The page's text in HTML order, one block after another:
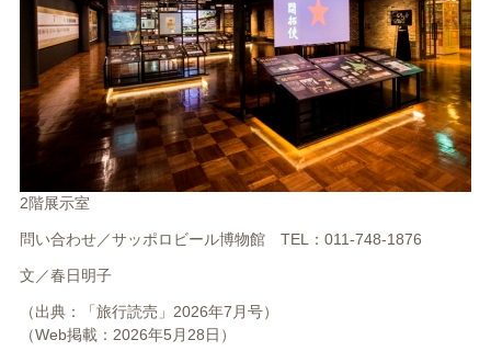
2階展示室
問い合わせ／サッポロビール博物館 TEL：011-748-1876
文／春日明子
（出典：「旅行読売」2026年7月号）
（Web掲載：2026年5月28日）